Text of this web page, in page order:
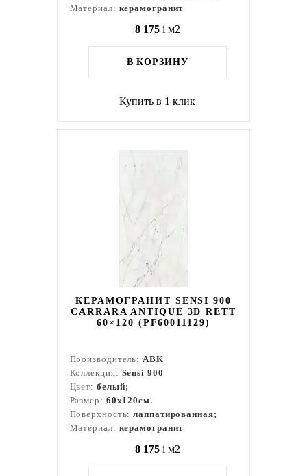
Материал: керамогранит
8 175 i м2
В КОРЗИНУ
Купить в 1 клик
КЕРАМОГРАНИТ SENSI 900
CARRARA ANTIQUE 3D RETT
60×120 (PF60011129)
Производитель:ABK
Коллекция: Sensi 900
Цвет: белый;
Размер: 60x120см.
Поверхность:лаппатированная;
Материал: керамогранит
8 175 i м2